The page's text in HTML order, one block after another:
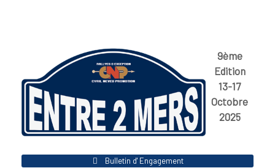
9ème
Edition
13-17
Octobre
2025
Bulletin d' Engagement